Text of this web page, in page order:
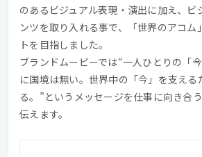
のあるビジュアル表現・演出に加え、ビ
ンツを取り入れる事で、「世界のアコム
トを目指しました。
ブランドムービーでは“一人ひとりの「
に国境は無い。世界中の「今」を支える
る。”というメッセージを仕事に向き合
伝えます。